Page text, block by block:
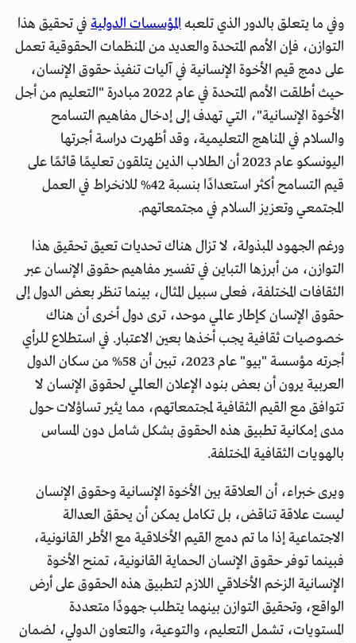
وفي ما يتعلق بالدور الذي تلعبهالمؤسسات الدولية في تحقيق هذا
التوازن، فإن الأمم المتحدة والعديد من المنظمات الحقوقية تعمل
على دمج قيم الأخوة الإنسانية في آليات تنفيذ حقوق الإنسان،
حيث أطلقت الأمم المتحدة في عام 2022 مبادرة "التعليم من أجل
الأخوة الإنسانية"، التي تهدف إلى إدخال مفاهيم التسامح
والسلام في المناهج التعليمية، وقد أظهرت دراسة أجرتها
اليونسكو عام 2023 أن الطلاب الذين يتلقون تعليمًا قائمًا على
قيم التسامح أكثر استعدادًا بنسبة 42% للانخراط في العمل
المجتمعي وتعزيز السلام في مجتمعاتهم.
ورغم الجهود المبذولة، لا تزال هناك تحديات تعيق تحقيق هذا
التوازن، من أبرزها التباين في تفسير مفاهيم حقوق الإنسان عبر
الثقافات المختلفة، فعلى سبيل المثال، بينما تنظر بعض الدول إلى
حقوق الإنسان كإطار عالمي موحد، ترى دول أخرى أن هناك
خصوصيات ثقافية يجب أخذها بعين الاعتبار. في استطلاع للرأي
أجرته مؤسسة "بيو" عام 2023، تبين أن 58% من سكان الدول
العربية يرون أن بعض بنود الإعلان العالمي لحقوق الإنسان لا
تتوافق مع القيم الثقافية لمجتمعاتهم، مما يثير تساؤلات حول
مدى إمكانية تطبيق هذه الحقوق بشكل شامل دون المساس
بالهويات الثقافية المختلفة.
ويرى خبراء، أن العلاقة بين الأخوة الإنسانية وحقوق الإنسان
ليست علاقة تناقض، بل تكامل يمكن أن يحقق العدالة
الاجتماعية إذا ما تم دمج القيم الأخلاقية مع الأطر القانونية،
فبينما توفر حقوق الإنسان الحماية القانونية، تمنح الأخوة
الإنسانية الزخم الأخلاقي اللازم لتطبيق هذه الحقوق على أرض
الواقع، وتحقيق التوازن بينهما يتطلب جهودًا متعددة
المستويات، تشمل التعليم، والتوعية، والتعاون الدولي، لضمان